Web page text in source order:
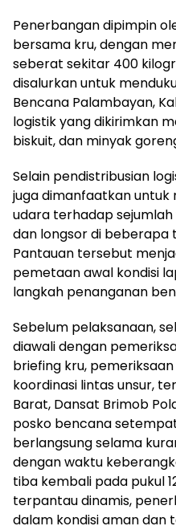
Penerbangan dipimpin
bersama kru, dengan
seberat sekitar 400
disalurkan untuk
Bencana Palambayan,
logistik yang dikirimkan
biskuit, dan minyak
Selain pendistribusian
juga dimanfaatkan
udara terhadap
dan longsor di beberapa
Pantauan tersebut
pemetaan awal kondisi
langkah penanganan
Sebelum pelaksanaan,
diawali dengan
briefing kru,
koordinasi lintas unsur,
Barat, Dansat Brimob
posko bencana
berlangsung selama
dengan waktu
tiba kembali pada pukul
terpantau dinamis,
dalam kondisi aman dan